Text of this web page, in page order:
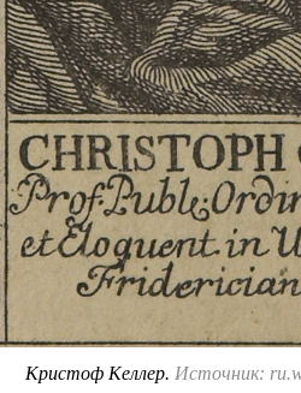
Кристоф Келлер. Источник: